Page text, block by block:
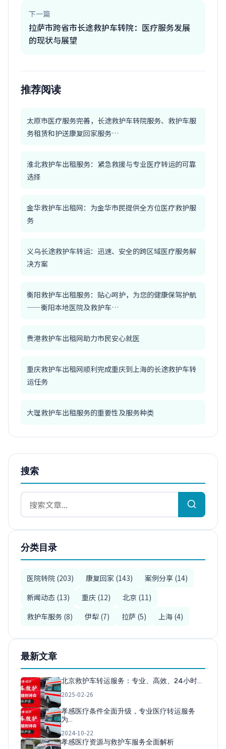
下一篇
拉萨市跨省市长途救护车转院：医疗服务发展
的现状与展望
推荐阅读
太原市医疗服务完善，长途救护车转院服务、救护车服
务租赁和护送康复回家服务…
淮北救护车出租服务：紧急救援与专业医疗转运的可靠
选择
金华救护车出租网：为金华市民提供全方位医疗救护服
务
义乌长途救护车转运：迅速、安全的跨区域医疗服务解
决方案
衡阳救护车出租服务：贴心呵护，为您的健康保驾护航
——衡阳本地医院及救护车…
贵港救护车出租网助力市民安心就医
重庆救护车出租网顺利完成重庆到上海的长途救护车转
运任务
大理救护车出租服务的重要性及服务种类
搜索
分类目录
医院转院 (203) 康复回家 (143)
案例分享 (14)
新闻动态 (13)
重庆 (12)
北京 (11)
救护车服务 (8)
伊犁 (7) 拉萨 (5) 上海 (4)
最新文章
北京救护车转运服务：专业、高效、24小时…
2025-02-26
孝感医疗条件全面升级，专业医疗转运服务
为…
2024-10-22
孝感医疗资源与救护车服务全面解析